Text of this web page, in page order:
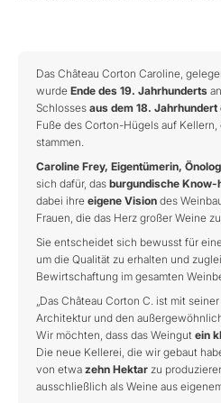
Das Château Corton Caroline,
wurde Ende des 19. Jahrhunderts
Schlosses aus dem 18. Jahrhundert
Fuße des Corton-Hügels auf
stammen.
Caroline Frey, Eigentümerin,
sich dafür, das burgundische Know-
dabei ihre eigene Vision des
Frauen, die das Herz großer Weine
Sie entscheidet sich bewusst für
um die Qualität zu erhalten und
Bewirtschaftung im gesamten
„Das Château Corton C. ist mit
Architektur und den
Wir möchten, dass das Weingut ein
Die neue Kellerei, die wir gebaut
von etwa zehn Hektar zu
ausschließlich als Weine aus